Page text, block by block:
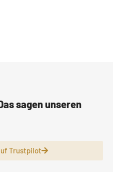
sagen unseren
Trustpilot